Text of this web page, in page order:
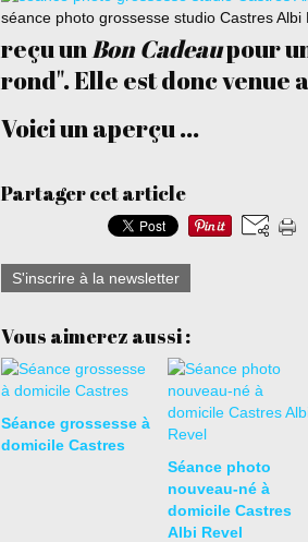
séance photo grossesse studio Castres Albi
reçu unBon Cadeaupour
rond". Elle est donc venue
Voici un aperçu ...
Partager cet article
S'inscrire à la newsletter
Vous aimerez aussi :
Séance grossesse à
domicile Castres
Séance photo
nouveau-né à
domicile Castres
Albi Revel